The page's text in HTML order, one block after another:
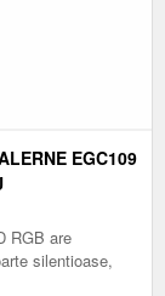
EGC109
RGB are
silentioase,